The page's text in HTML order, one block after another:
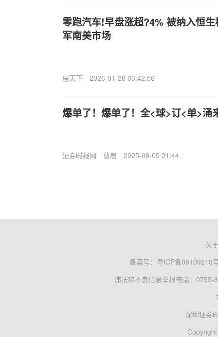
零跑汽车!早盘涨超?4% 被纳入恒
军南美市场
房天下 2026-01-28 03:42:56
爆单了！爆单了！全<球>订<单>涌
证券时报网 曹晨 2025-08-05 21:44
关
备案号： 粤ICP备09109218
违法和不良信息举报电话：0755-
深圳证券